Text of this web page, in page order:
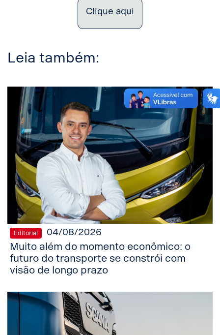
Clique aqui
Leia também:
Editorial 04/08/2026
Muito além do momento econômico: o
futuro do transporte se constrói com
visão de longo prazo